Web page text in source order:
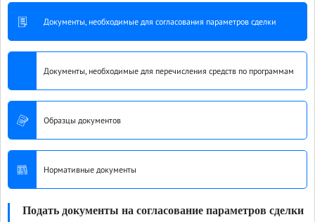
Документы, необходимые для согласования параметров сделки
Документы, необходимые для перечисления средств по программам
Образцы документов
Нормативные документы
Подать документы на согласование параметров сделки